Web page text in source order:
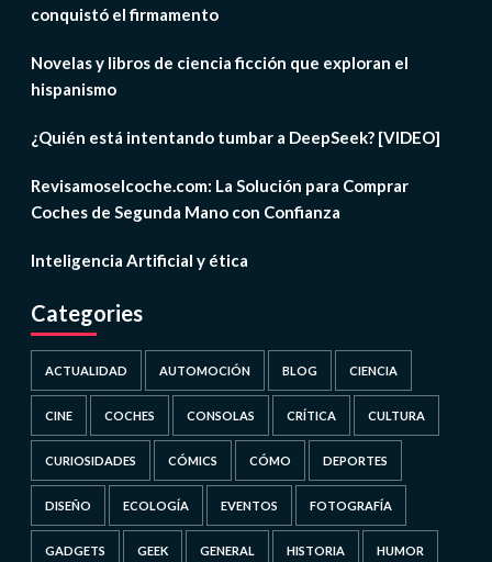
conquistó el firmamento
Novelas y libros de ciencia ficción que exploran el
hispanismo
¿Quién está intentando tumbar a DeepSeek? [VIDEO]
Revisamoselcoche.com: La Solución para Comprar
Coches de Segunda Mano con Confianza
Inteligencia Artificial y ética
Categories
ACTUALIDAD AUTOMOCIÓN BLOG CIENCIA
CINE COCHES CONSOLAS CRÍTICA CULTURA
CURIOSIDADES CÓMICS CÓMO DEPORTES
DISEÑO ECOLOGÍA EVENTOS FOTOGRAFÍA
GADGETS GEEK GENERAL HISTORIA HUMOR